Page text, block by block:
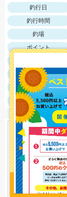
釣行日
釣行時間
釣場
ポイント
釣り方
釣果
サイズ